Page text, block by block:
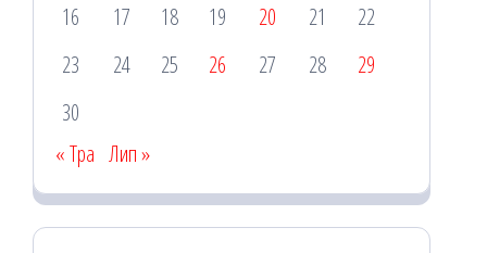
16
17 18 19 20 21
22
23
24 25 26 27 28
29
30
« Тра Лип »